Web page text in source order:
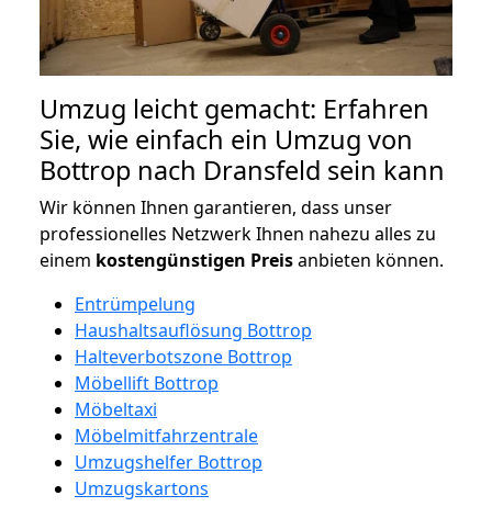
Umzug leicht gemacht: Erfahren
Sie, wie einfach ein Umzug von
Bottrop nach Dransfeld sein kann
Wir können Ihnen garantieren, dass unser
professionelles Netzwerk Ihnen nahezu alles zu
einem kostengünstigen Preisanbieten können.
Entrümpelung
Haushaltsauflösung Bottrop
Halteverbotszone Bottrop
Möbellift Bottrop
Möbeltaxi
Möbelmitfahrzentrale
Umzugshelfer Bottrop
Umzugskartons